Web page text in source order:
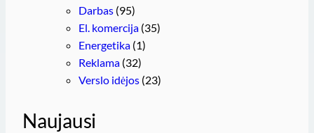
Darbas (95)
El. komercija (35)
Energetika (1)
Reklama (32)
Verslo idėjos (23)
Naujausi